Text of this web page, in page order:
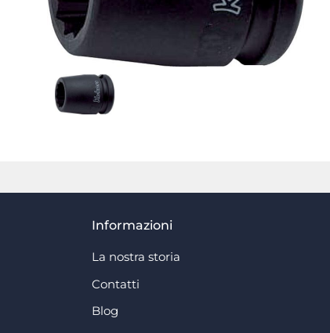
Informazioni
La nostra storia
Contatti
Blog